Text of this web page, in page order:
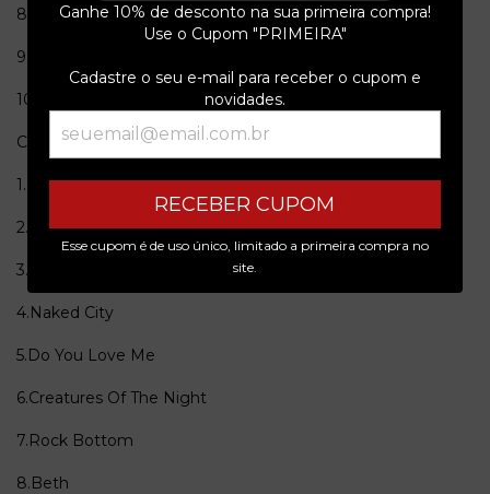
Ganhe 10% de desconto na sua primeira compra!
Use o Cupom "PRIMEIRA"
Cadastre o seu e-mail para receber o cupom e
novidades.
RECEBER CUPOM
Esse cupom é de uso único, limitado a primeira compra no
site.
8.Nowhere To Run
9.She's So European
10.A World Without Heroes
Cd2
1.I Love It Loud
2.Detroit Rock City
3.Shock Me
4.Naked City
5.Do You Love Me
6.Creatures Of The Night
7.Rock Bottom
8.Beth